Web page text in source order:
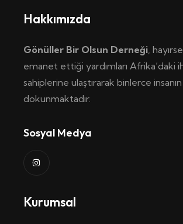
Hakkımızda
Gönüller Bir Olsun Derneği ,
emanet ettiği yardımları Afrika’daki
sahiplerine ulaştırarak binlerce insanın
dokunmaktadır.
Sosyal Medya
Kurumsal